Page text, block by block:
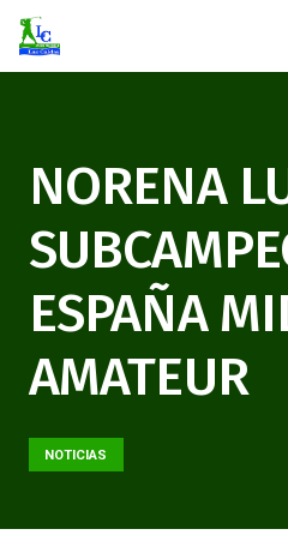
NORENA
ESPAÑA
AMATEUR
NOTICIAS